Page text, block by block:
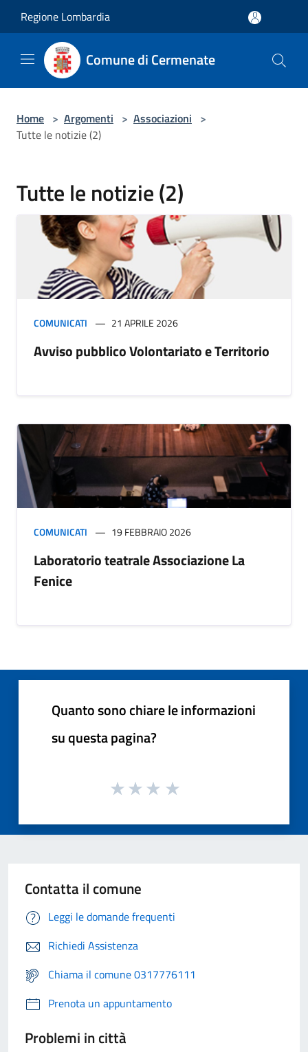
Regione Lombardia
Comune di Cermenate
Home > Argomenti > Associazioni >
Tutte le notizie (2)
Tutte le notizie (2)
COMUNICATI 21 APRILE 2026
Avviso pubblico Volontariato e Territorio
COMUNICATI 19 FEBBRAIO 2026
Laboratorio teatrale Associazione La
Fenice
Quanto sono chiare le informazioni
su questa pagina?
Contatta il comune
Leggi le domande frequenti
Richiedi Assistenza
Chiama il comune 0317776111
Prenota un appuntamento
Problemi in città